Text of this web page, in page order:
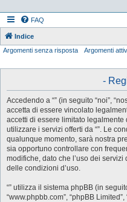
FAQ
Indice
Argomenti senza risposta
Argomenti
-
Accedendo a “” (in seguito “noi”,
accetta di essere vincolato
accetti di essere limitato
utilizzare i servizi offerti da “”. Le
qualunque momento, sarà nostra
sia opportuno controllare con
modifiche, dato che l’uso dei servizi
delle condizioni d’uso.
“” utilizza il sistema phpBB (in
“www.phpbb.com”, “phpBB